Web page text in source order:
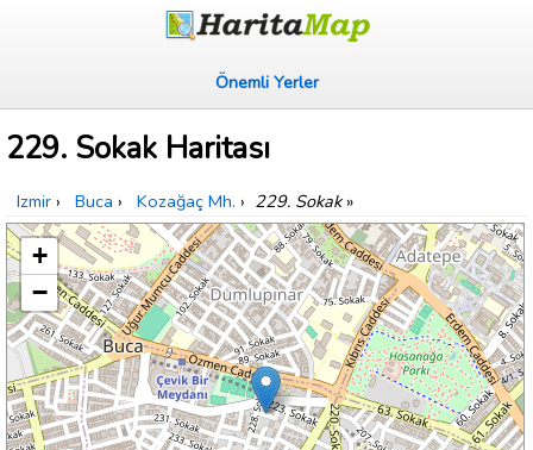
Önemli Yerler
229. Sokak Haritası
Izmir › Buca › Kozağaç Mh. › 229. Sokak»
+
−